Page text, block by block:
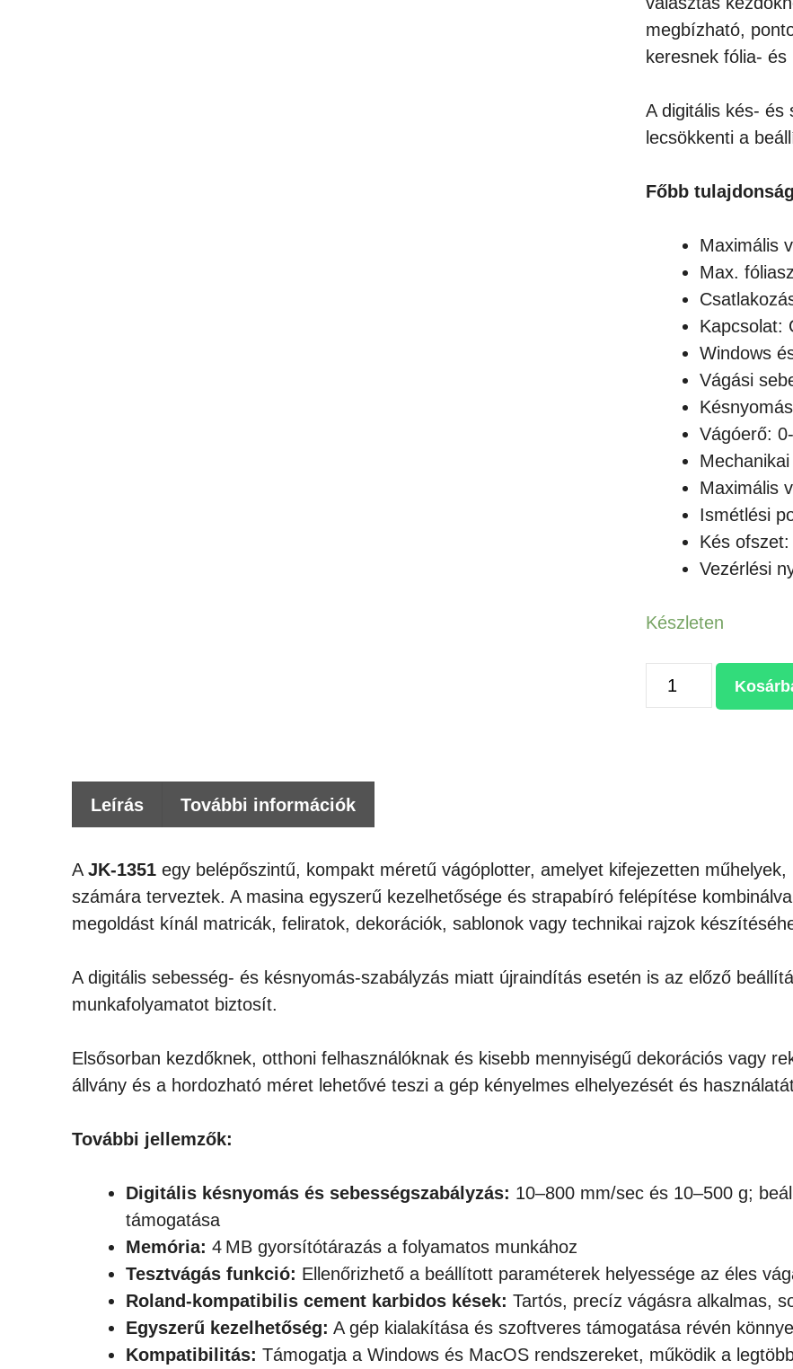
megbízható,
keresnek fólia-
A digitális kés- és
lecsökkenti a
Főbb
Maximális
Max.
Kapcsolat:
Windows
Vágási
Vágóerő:
Maximális
Ismétlési
Kés
Vezérlési
Készleten
JK-
1351
Leírás További információk
A JK-1351 egy belépőszintű, kompakt méretű vágóplotter, amelyet kifejezetten
számára terveztek. A masina egyszerű kezelhetősége és strapabíró felépítése
megoldást kínál matricák, feliratok, dekorációk, sablonok vagy technikai rajzok
A digitális sebesség- és késnyomás-szabályzás miatt újraindítás esetén is az előző
munkafolyamatot biztosít.
Elsősorban kezdőknek, otthoni felhasználóknak és kisebb mennyiségű dekorációs vagy
állvány és a hordozható méret lehetővé teszi a gép kényelmes elhelyezését és
További jellemzők:
Digitális késnyomás és sebességszabályzás: 10–800 mm/sec és 10–500 g;
támogatása
Memória: 4 MB gyorsítótárazás a folyamatos munkához
Tesztvágás funkció: Ellenőrizhető a beállított paraméterek helyessége az éles
Roland-kompatibilis cement karbidos kések: Tartós, precíz vágásra alkalmas,
Egyszerű kezelhetőség: A gép kialakítása és szoftveres támogatása révén
Kompatibilitás: Támogatja a Windows és MacOS rendszereket, működik a